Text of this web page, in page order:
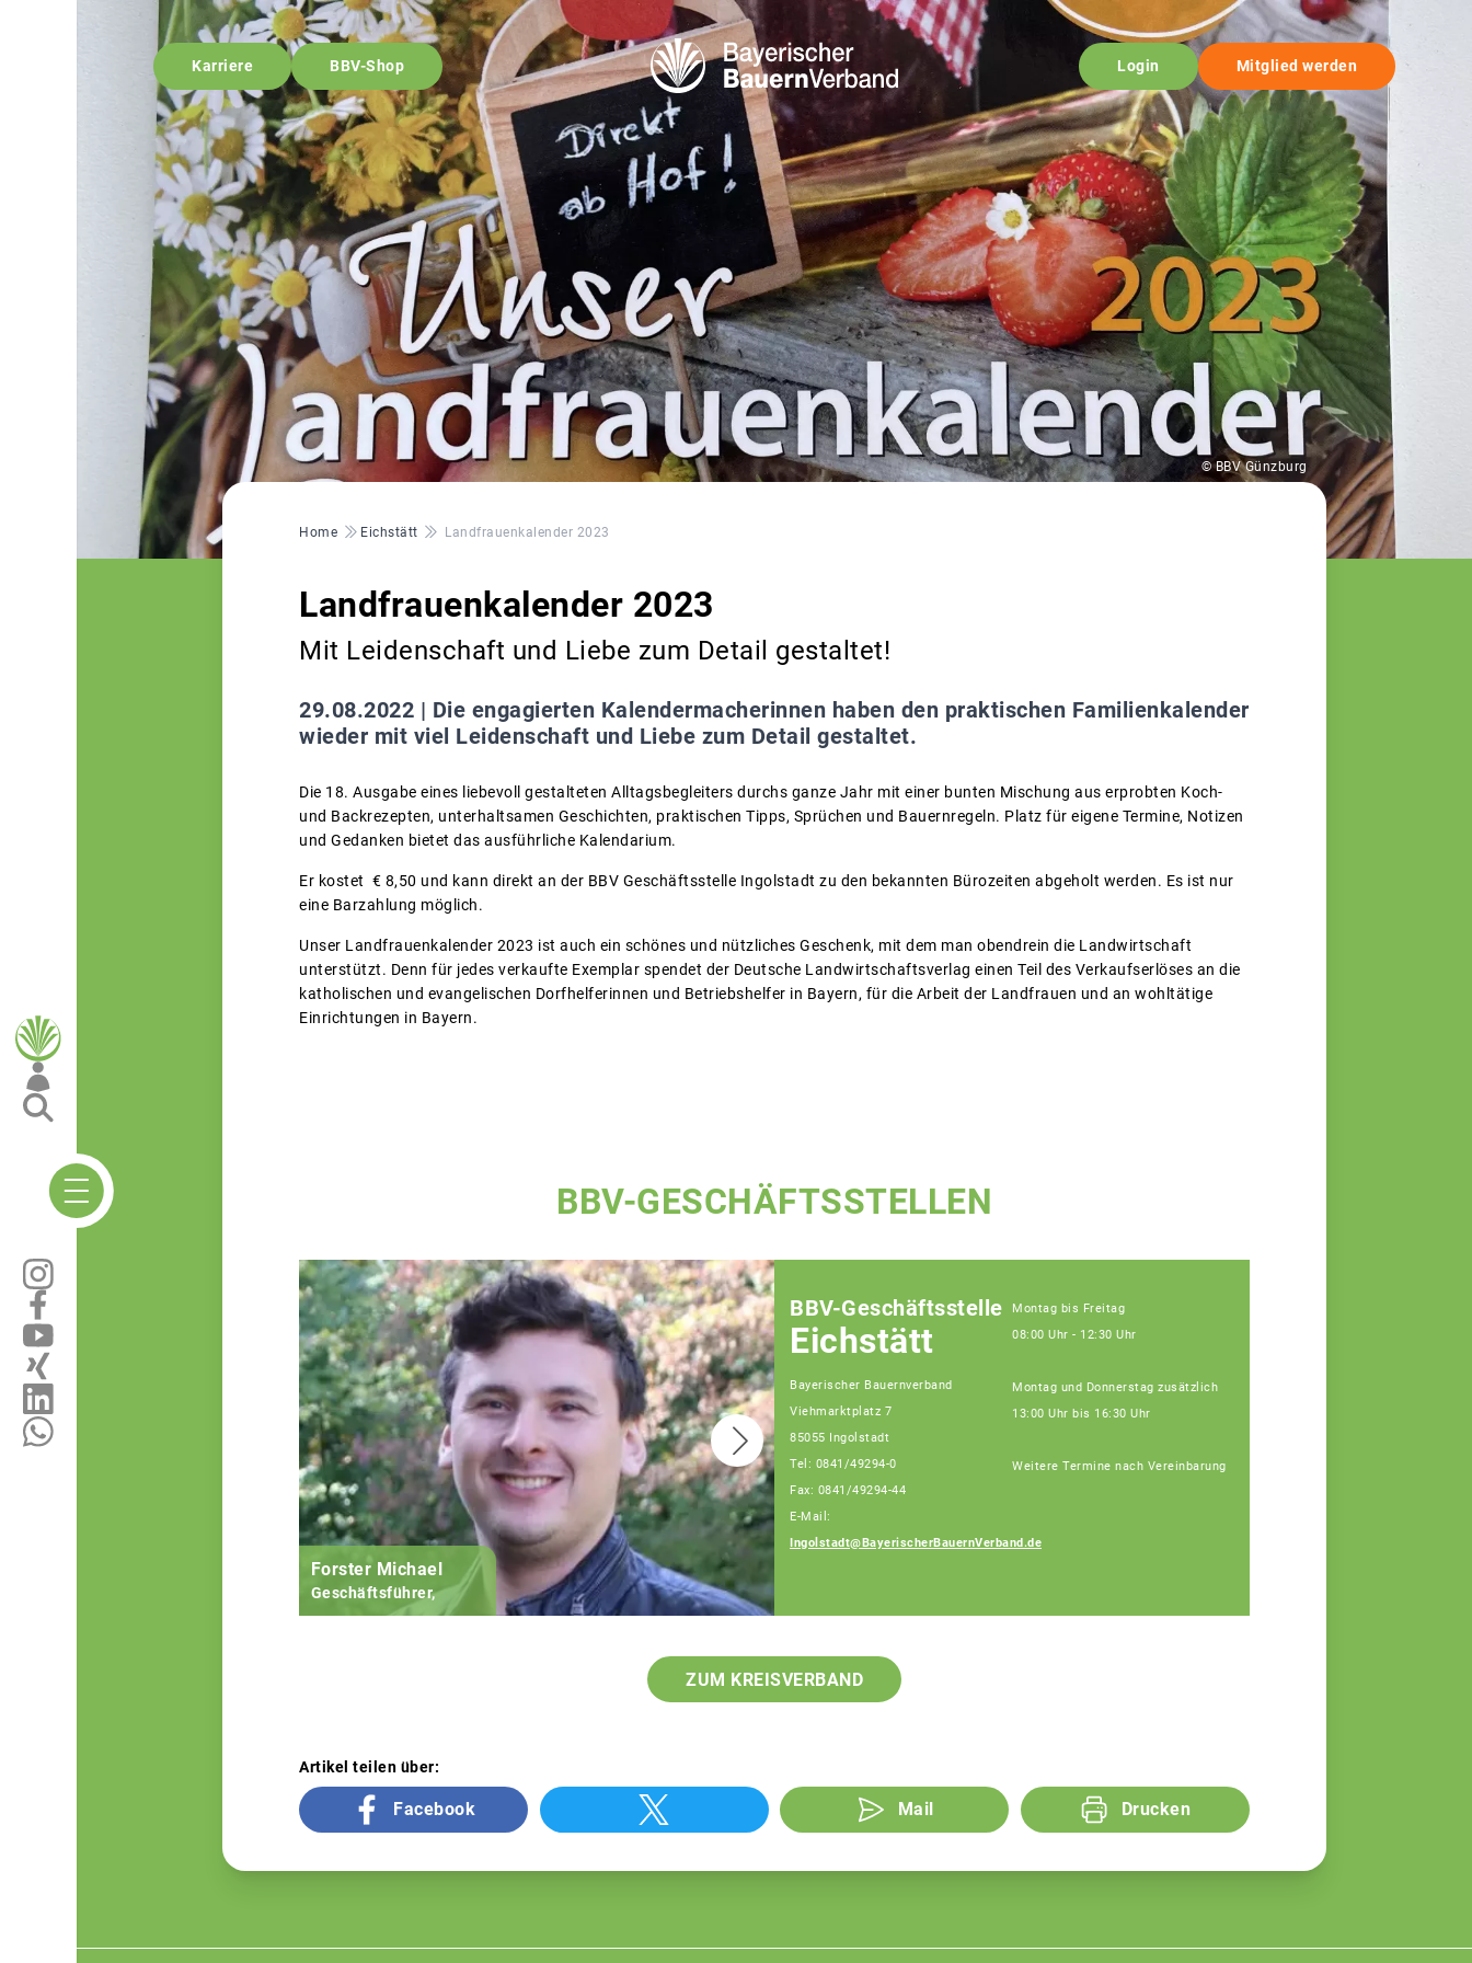
Karriere BBV-Shop Login Mitglied werden
© BBV Günzburg
Pfadnavigation
Home Eichstätt Landfrauenkalender 2023
Landfrauenkalender 2023
Mit Leidenschaft und Liebe zum Detail gestaltet!
29.08.2022 | Die engagierten Kalendermacherinnen haben den praktischen Familienkalender
wieder mit viel Leidenschaft und Liebe zum Detail gestaltet.
Die 18. Ausgabe eines liebevoll gestalteten Alltagsbegleiters durchs ganze Jahr mit einer bunten Mischung aus erprobten Koch-
und Backrezepten, unterhaltsamen Geschichten, praktischen Tipps, Sprüchen und Bauernregeln. Platz für eigene Termine, Notizen
und Gedanken bietet das ausführliche Kalendarium.
Er kostet € 8,50 und kann direkt an der BBV Geschäftsstelle Ingolstadt zu den bekannten Bürozeiten abgeholt werden. Es ist nur
eine Barzahlung möglich.
Unser Landfrauenkalender 2023 ist auch ein schönes und nützliches Geschenk, mit dem man obendrein die Landwirtschaft
unterstützt. Denn für jedes verkaufte Exemplar spendet der Deutsche Landwirtschaftsverlag einen Teil des Verkaufserlöses an die
katholischen und evangelischen Dorfhelferinnen und Betriebshelfer in Bayern, für die Arbeit der Landfrauen und an wohltätige
Einrichtungen in Bayern.
BBV-GESCHÄFTSSTELLEN
Forster Michael
Geschäftsführer,
Heckl Erwin
BBV-Geschäftsstelle
Eichstätt
Bayerischer Bauernverband
Viehmarktplatz 7
85055 Ingolstadt
Tel: 0841/49294-0
Fax: 0841/49294-44
E-Mail:
Ingolstadt@BayerischerBauernVerband.de
Montag bis Freitag
08:00 Uhr - 12:30 Uhr
Montag und Donnerstag zusätzlich
13:00 Uhr bis 16:30 Uhr
Weitere Termine nach Vereinbarung
ZUM KREISVERBAND
Artikel teilen über:
Facebook Mail Drucken